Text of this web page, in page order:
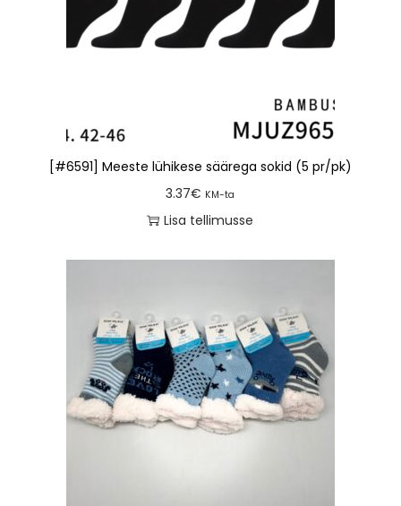
[#6591] Meeste lühikese säärega sokid (5 pr/pk)
3.37€ KM-ta
Lisa tellimusse